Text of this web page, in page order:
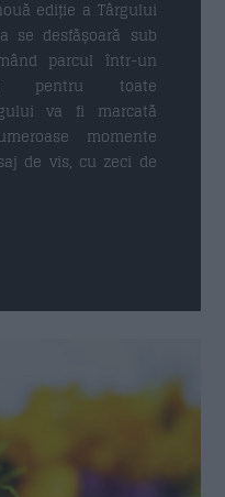
ediție a Târgului
se desfășoară sub
parcul într-un
pentru toate
va fi marcată
momente
de vis, cu zeci de